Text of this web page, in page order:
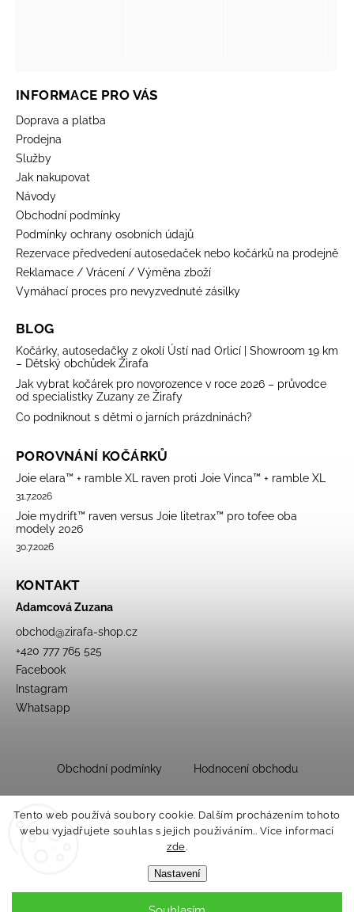
Tento web používá soubory cookie. Dalším procházením tohoto
webu vyjadřujete souhlas s jejich používáním.. Více informací
zde.
Nastavení
INFORMACE PRO VÁS
Doprava a platba
Prodejna
Služby
Jak nakupovat
Návody
Obchodní podmínky
Podmínky ochrany osobních údajů
Rezervace předvedení autosedaček nebo kočárků na prodejně
Reklamace / Vrácení / Výměna zboží
Vymáhací proces pro nevyzvednuté zásilky
BLOG
Kočárky, autosedačky z okolí Ústí nad Orlicí | Showroom 19 km
– Dětský obchůdek Žirafa
Jak vybrat kočárek pro novorozence v roce 2026 – průvodce
od specialistky Zuzany ze Žirafy
Co podniknout s dětmi o jarních prázdninách?
POROVNÁNÍ KOČÁRKŮ
Joie elara™ + ramble XL raven proti Joie Vinca™ + ramble XL
31.7.2026
Joie mydrift™ raven versus Joie litetrax™ pro tofee oba
modely 2026
30.7.2026
KONTAKT
Adamcová Zuzana
obchod@zirafa-shop.cz
+420 777 765 525
Facebook
Instagram
Whatsapp
Obchodní podmínky Hodnocení obchodu